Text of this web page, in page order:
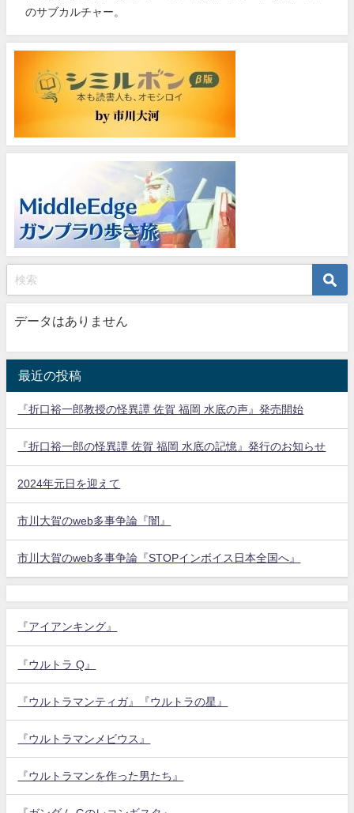
のサブカルチャー。
データはありません
最近の投稿
『折口裕一郎教授の怪異譚 佐賀 福岡 水底の声』発売開始
『折口裕一郎の怪異譚 佐賀 福岡 水底の記憶』発行のお知らせ
2024年元日を迎えて
市川大賀のweb多事争論『闇』
市川大賀のweb多事争論『STOPインボイス日本全国へ』
『アイアンキング』
『ウルトラ Q』
『ウルトラマンティガ』『ウルトラの星』
『ウルトラマンメビウス』
『ウルトラマンを作った男たち』